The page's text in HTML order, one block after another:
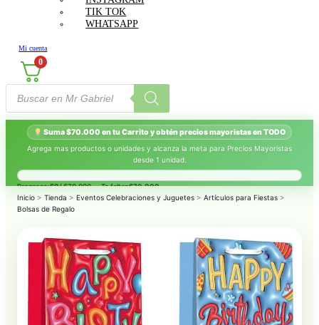
TIK TOK
WHATSAPP
Mi cuenta
0
Búsqueda
productos
Suma $70.000 en tu Carrito y obtén precios mayoristas en TODO
Agrega mas productos o unidades y alcanza la meta para Precios Mayoristas
desde 1 unidad.
Progreso:$0/ $70.000 — Te faltan$70.000.
Inicio > Tienda > Eventos Celebraciones y Juguetes > Artículos para Fiestas >
Bolsas de Regalo